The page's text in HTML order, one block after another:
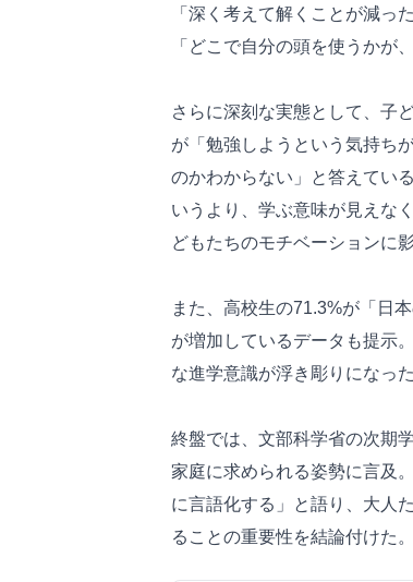
「深く考えて解くことが減っ
「どこで自分の頭を使うかが
さらに深刻な実態として、子
が「勉強しようという気持ち
のかわからない」と答えてい
いうより、学ぶ意味が見えな
どもたちのモチベーションに
また、高校生の71.3%が「日
が増加しているデータも提示
な進学意識が浮き彫りになった
終盤では、文部科学省の次期
家庭に求められる姿勢に言及
に言語化する」と語り、大人
ることの重要性を結論付けた。